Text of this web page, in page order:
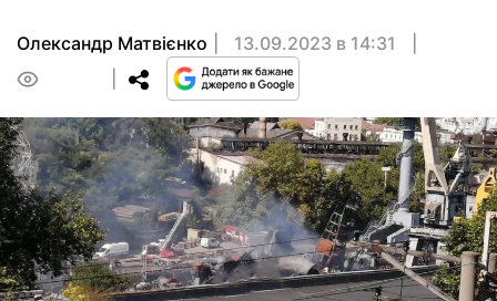
Олександр Матвієнко
13.09.2023 в 14:31